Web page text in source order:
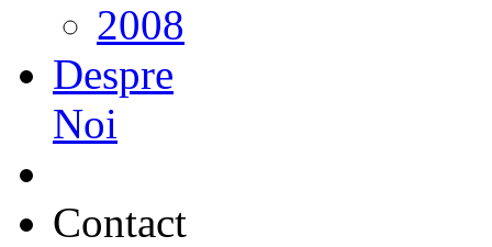
2008
Despre
Noi
Contact